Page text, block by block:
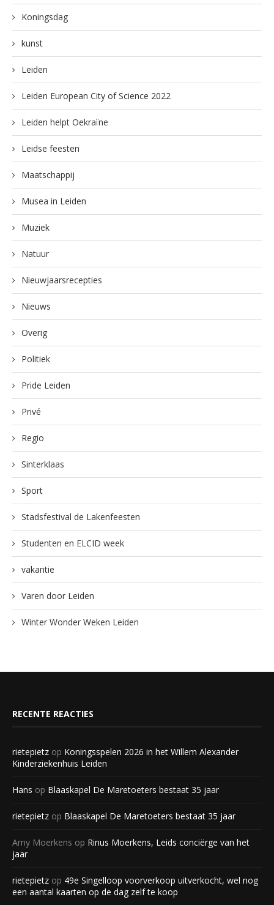
Koningsdag
kunst
Leiden
Leiden European City of Science 2022
Leiden helpt Oekraïne
Leidse feesten
Maatschappij
Musea in Leiden
Muziek
Natuur
Nieuwjaarsrecepties
Nieuws
Overig
Politiek
Pride Leiden
Privé
Regio
Sinterklaas
Sport
Stadsfestival de Lakenfeesten
Studenten en ELCID week
vakantie
Varen door Leiden
Winter Wonder Weken Leiden
RECENTE REACTIES
rietepietz op Koningsspelen 2026 in het Willem Alexander
Kinderziekenhuis Leiden
Hans op Blaaskapel De Maretoeters bestaat 35 jaar
rietepietz op Blaaskapel De Maretoeters bestaat 35 jaar
Amy Moerkens op Rinus Moerkens, Leids conciërge van het
jaar
rietepietz op 49e Singelloop voorverkoop uitverkocht, wel nog
een aantal kaarten op de dag zelf te koop